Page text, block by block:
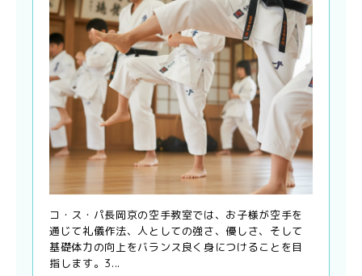
コ・ス・パ長岡京の空手教室では、お子様が空手を
通じて礼儀作法、人としての強さ、優しさ、そして
基礎体力の向上をバランス良く身につけることを目
指します。3...